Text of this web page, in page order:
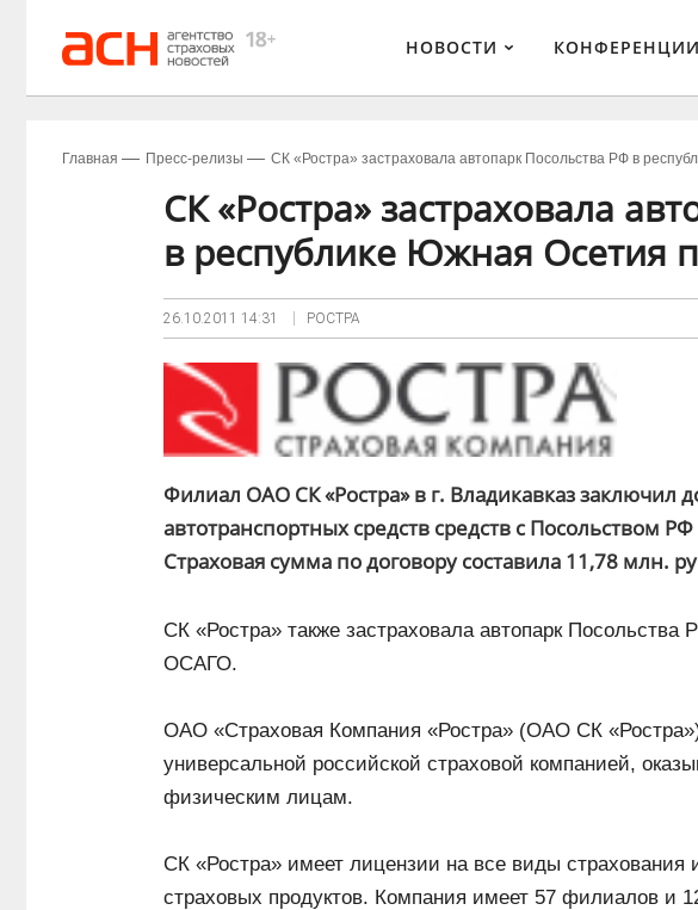
НОВОСТИ КОНФЕРЕНЦИИ
Главная Пресс-релизы СК «Ростра» застраховала автопарк Посольства РФ в
СК «Ростра» застраховала
в республике Южная Осетия
26.10.2011 14:31 РОСТРА
Филиал ОАО СК «Ростра» в г. Владикавказ заключил
автотранспортных средств средств с Посольством
Страховая сумма по договору составила 11,78 млн.
СК «Ростра» также застраховала автопарк
ОСАГО.
ОАО «Страховая Компания «Ростра» (ОАО СК «Ростра»)
универсальной российской страховой компанией,
физическим лицам.
СК «Ростра» имеет лицензии на все виды страхования
страховых продуктов. Компания имеет 57 филиалов и